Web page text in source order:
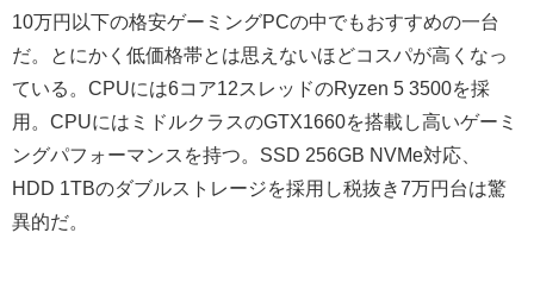
10万円以下の格安ゲーミングPCの中でもおすすめの一台
だ。とにかく低価格帯とは思えないほどコスパが高くなっ
ている。CPUには6コア12スレッドのRyzen 5 3500を採
用。CPUにはミドルクラスのGTX1660を搭載し高いゲーミ
ングパフォーマンスを持つ。SSD 256GB NVMe対応、
HDD 1TBのダブルストレージを採用し税抜き7万円台は驚
異的だ。